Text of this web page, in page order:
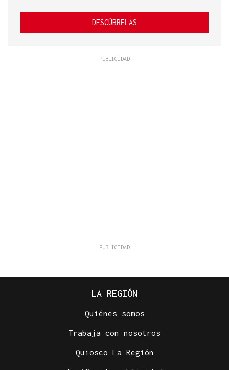
DESCÚBRELAS
LA REGIÓN
Quiénes somos
Trabaja con nosotros
Quiosco La Región